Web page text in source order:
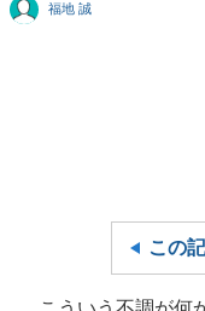
福地 誠
この